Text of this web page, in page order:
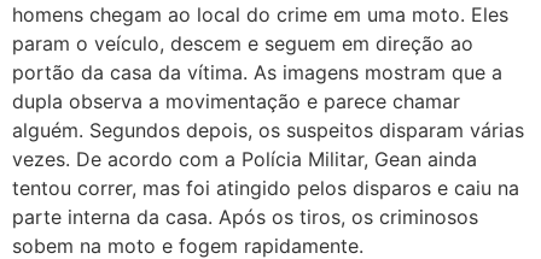
homens chegam ao local do crime em uma moto. Eles
param o veículo, descem e seguem em direção ao
portão da casa da vítima. As imagens mostram que a
dupla observa a movimentação e parece chamar
alguém. Segundos depois, os suspeitos disparam várias
vezes. De acordo com a Polícia Militar, Gean ainda
tentou correr, mas foi atingido pelos disparos e caiu na
parte interna da casa. Após os tiros, os criminosos
sobem na moto e fogem rapidamente.